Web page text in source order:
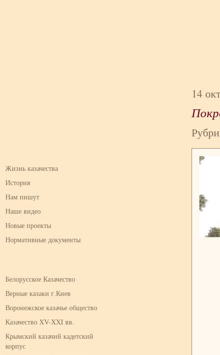
Жизнь казачества
История
Нам пишут
Наше видео
Новые проекты
Нормативные документы
Белорусское Казачество
Верные казаки г.Киев
Воронежское казачье общество
Казачество XV-XXI вв.
Крымский казачий кадетский
корпус
14